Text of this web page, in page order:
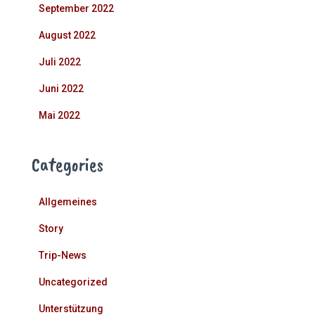
September 2022
August 2022
Juli 2022
Juni 2022
Mai 2022
Categories
Allgemeines
Story
Trip-News
Uncategorized
Unterstützung